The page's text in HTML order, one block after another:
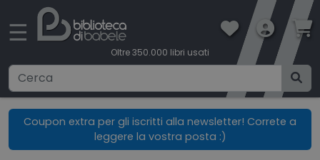
☰
Oltre 350.000 libri usati
Ricerca avanzata
Coupon extra per gli iscritti alla newsletter! Correte a
leggere la vostra posta :)